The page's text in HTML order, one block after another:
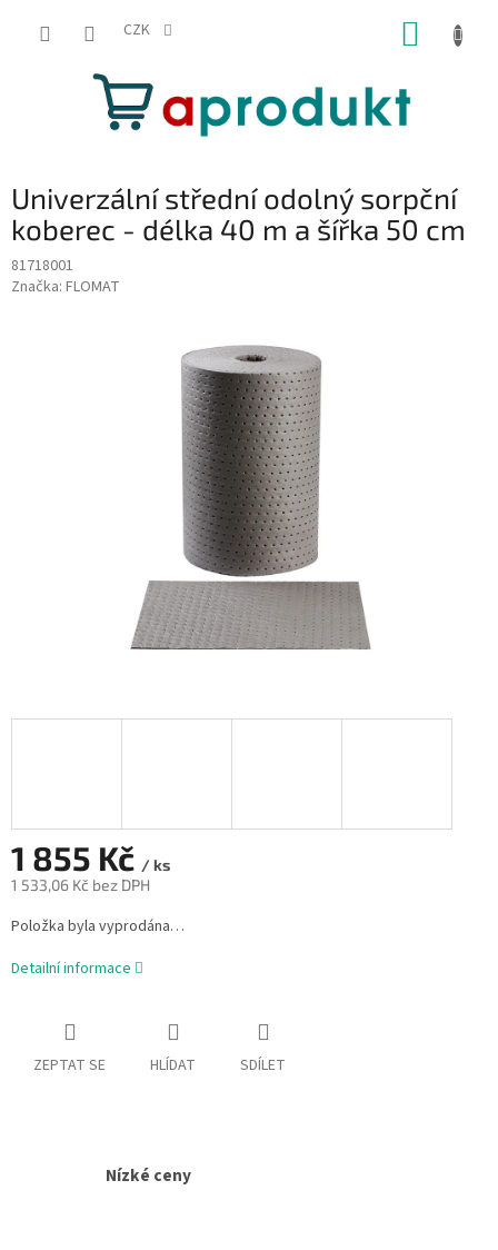
CZK
Univerzální střední odolný sorpční
koberec - délka 40 m a šířka 50 cm
81718001
Značka: FLOMAT
1 855 Kč / ks
1 533,06 Kč bez DPH
Měrná
cena:
Položka byla vyprodána…
Detailní informace
ZEPTAT SE HLÍDAT SDÍLET
Nízké ceny